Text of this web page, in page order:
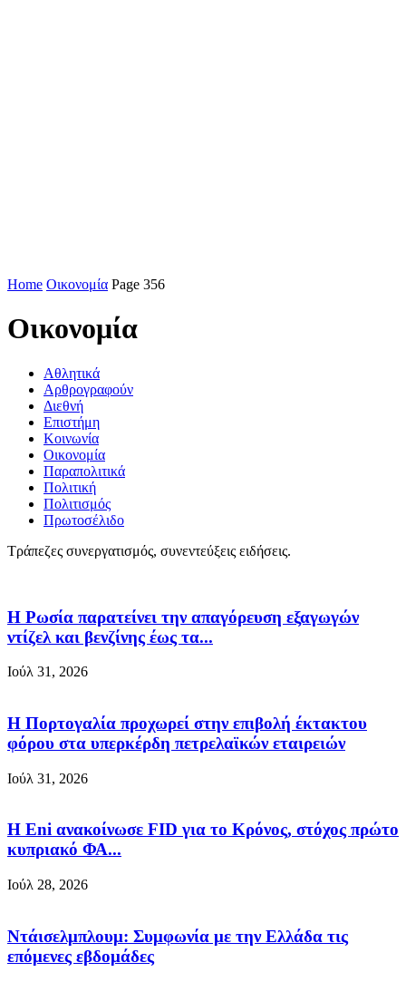
Home Οικονομία Page 356
Οικονομία
Αθλητικά
Αρθρογραφούν
Διεθνή
Επιστήμη
Κοινωνία
Οικονομία
Παραπολιτικά
Πολιτική
Πολιτισμός
Πρωτοσέλιδο
Τράπεζες συνεργατισμός, συνεντεύξεις ειδήσεις.
Η Ρωσία παρατείνει την απαγόρευση εξαγωγών
ντίζελ και βενζίνης έως τα...
Ιούλ 31, 2026
Η Πορτογαλία προχωρεί στην επιβολή έκτακτου
φόρου στα υπερκέρδη πετρελαϊκών εταιρειών
Ιούλ 31, 2026
Η Eni ανακοίνωσε FID για το Κρόνος, στόχος πρώτο
κυπριακό ΦΑ...
Ιούλ 28, 2026
Ντάισελμπλουμ: Συμφωνία με την Ελλάδα τις
επόμενες εβδομάδες